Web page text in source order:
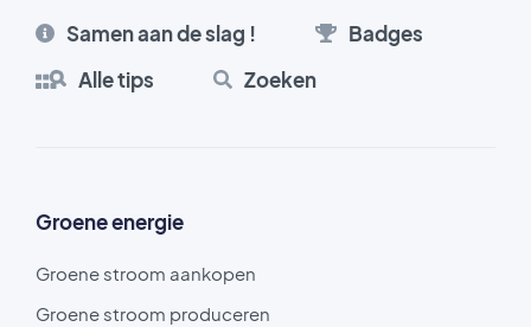
Samen aan de slag !
Badges
Alle tips
Zoeken
Groene energie
Groene stroom aankopen
Groene stroom produceren